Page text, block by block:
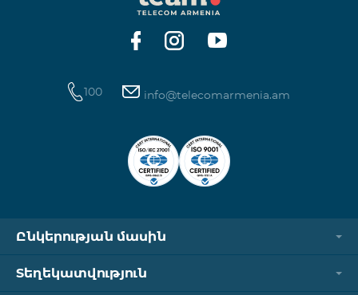
Եթովպիա, Գամբիա, Գվինեա, Մադագասկար,
Մալավի, Մալդիվներ, Մոնղոլիա, Նամիբիա, Նիգեր,
Սենեգալ, Սուդան, Սիրիա, Թունիս,
100 info@telecomarmenia.am
Ընկերության մասին
Տեղեկատվություն